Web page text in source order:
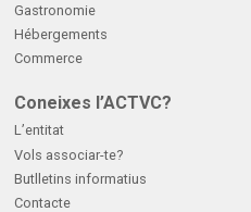
Gastronomie
Hébergements
Commerce
Coneixes l’ACTVC?
L’entitat
Vols associar-te?
Butlletins informatius
Contacte